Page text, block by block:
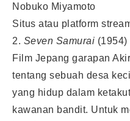
Nobuko Miyamoto
Situs atau platform
2. Seven Samurai (1954)
Film Jepang garapan
tentang sebuah desa
yang hidup dalam
kawanan bandit. Untuk